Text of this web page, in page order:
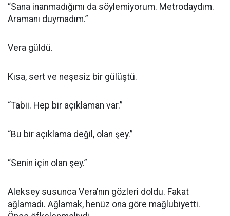
“Sana inanmadığımı da söylemiyorum. Metrodaydım.
Aramanı duymadım.”
Vera güldü.
Kısa, sert ve neşesiz bir gülüştü.
“Tabii. Hep bir açıklaman var.”
“Bu bir açıklama değil, olan şey.”
“Senin için olan şey.”
Aleksey susunca Vera’nın gözleri doldu. Fakat
ağlamadı. Ağlamak, henüz ona göre mağlubiyetti.